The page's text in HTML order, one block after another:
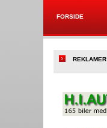
FORSIDE
REKLAMER